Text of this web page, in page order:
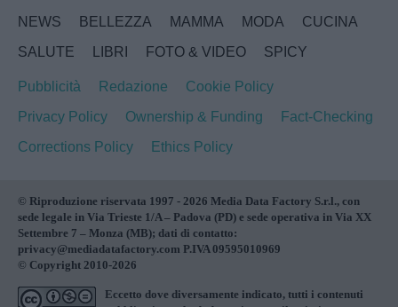
NEWS BELLEZZA MAMMA MODA
CUCINA
SALUTE
LIBRI FOTO & VIDEO SPICY
Pubblicità Redazione
Cookie Policy
Privacy Policy
Ownership & Funding
Fact-Checking
Corrections Policy
Ethics Policy
© Riproduzione riservata 1997 - 2026 Media Data Factory S.r.l., con
sede legale in Via Trieste 1/A – Padova (PD) e sede operativa in Via XX
Settembre 7 – Monza (MB); dati di contatto:
privacy@mediadatafactory.com P.IVA 09595010969
© Copyright 2010-2026
Eccetto dove diversamente indicato, tutti i contenuti